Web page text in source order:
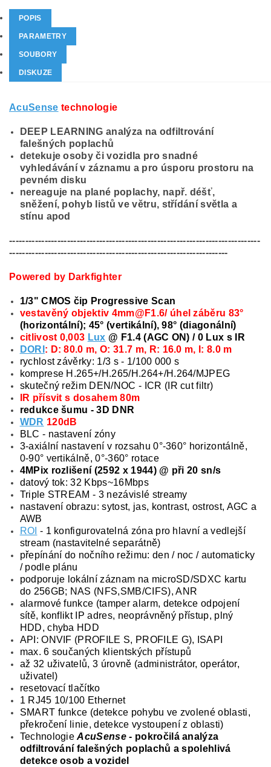
POPIS
PARAMETRY
SOUBORY
DISKUZE
AcuSense technologie
DEEP LEARNING analýza na odfiltrování
falešných poplachů
detekuje osoby či vozidla pro snadné
vyhledávání v záznamu a pro úsporu prostoru na
pevném disku
nereaguje na plané poplachy, např. déšť,
sněžení, pohyb listů ve větru, střídání světla a
stínu apod
------------------------------------------------------------------------------
--------------------------------------------------------------------
Powered by Darkfighter
1/3" CMOS čip Progressive Scan
vestavěný objektiv 4mm@F1.6/ úhel záběru 83°
(horizontální); 45° (vertikální), 98° (diagonální)
citlivost 0,003 Lux @ F1.4 (AGC ON) / 0 Lux s IR
DORI : D: 80.0 m, O: 31.7 m, R: 16.0 m, I: 8.0 m
rychlost závěrky: 1/3 s - 1/100 000 s
komprese H.265+/H.265/H.264+/H.264/MJPEG
skutečný režim DEN/NOC - ICR (IR cut filtr)
IR přísvit s dosahem 80m
redukce šumu - 3D DNR
WDR 120dB
BLC - nastavení zóny
3-axiální nastavení v rozsahu 0°-360° horizontálně,
0-90° vertikálně, 0°-360° rotace
4MPix rozlišení (2592 x 1944) @ při 20 sn/s
datový tok: 32 Kbps~16Mbps
Triple STREAM - 3 nezávislé streamy
nastavení obrazu: sytost, jas, kontrast, ostrost, AGC a
AWB
ROI - 1 konfigurovatelná zóna pro hlavní a vedlejší
stream (nastavitelné separátně)
přepínání do nočního režimu: den / noc / automaticky
/ podle plánu
podporuje lokální záznam na microSD/SDXC kartu
do 256GB; NAS (NFS,SMB/CIFS), ANR
alarmové funkce (tamper alarm, detekce odpojení
sítě, konflikt IP adres, neoprávněný přístup, plný
HDD, chyba HDD
API: ONVIF (PROFILE S, PROFILE G), ISAPI
max. 6 součaných klientských přístupů
až 32 uživatelů, 3 úrovně (administrátor, operátor,
uživatel)
resetovací tlačítko
1 RJ45 10/100 Ethernet
SMART funkce (detekce pohybu ve zvolené oblasti,
překročení linie, detekce vystoupení z oblasti)
Technologie AcuSense - pokročilá analýza
odfiltrování falešných poplachů a spolehlivá
detekce osob a vozidel